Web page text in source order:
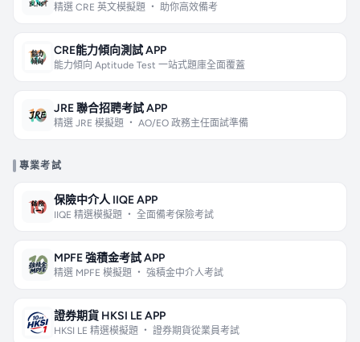
精選 CRE 英文模擬題 ・ 助你高效備考
CRE能力傾向測試 APP
能力傾向 Aptitude Test 一站式題庫全面覆蓋
JRE 聯合招聘考試 APP
精選 JRE 模擬題 ・ AO/EO 政務主任面試準備
專業考試
保險中介人 IIQE APP
IIQE 精選模擬題 ・ 全面備考保險考試
MPFE 強積金考試 APP
精選 MPFE 模擬題 ・ 強積金中介人考試
證券期貨 HKSI LE APP
HKSI LE 精選模擬題 ・ 證券期貨從業員考試